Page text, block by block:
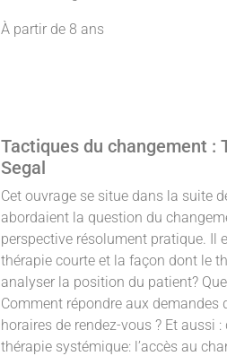
À partir de 8 ans
Tactiques du changement :
Segal
Cet ouvrage se situe dans la suite
abordaient la question du
perspective résolument pratique. Il
thérapie courte et la façon dont le
analyser la position du patient?
Comment répondre aux
horaires de rendez-vous ? Et aussi
thérapie systémique: l’accès au